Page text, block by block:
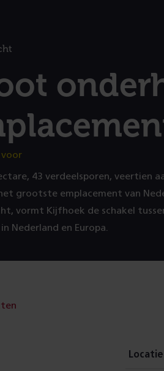
voor
43 verdeelsporen, veertien
grootste emplacement van
vormt Kijfhoek de schakel
Nederland en Europa.
Locatie